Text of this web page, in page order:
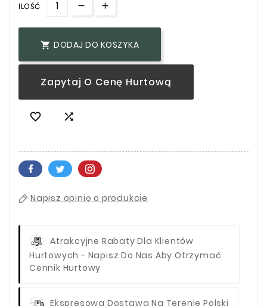
ILOŚĆ
 DODAJ DO KOSZYKA
Zapytaj O Cenę Hurtową
 
Napisz opinię o produkcie
Atrakcyjne Rabaty Dla Klientów
Hurtowych - Napisz Do Nas Aby Otrzymać
Cennik Hurtowy
Ekspresowa Dostawa Na Terenie Polski